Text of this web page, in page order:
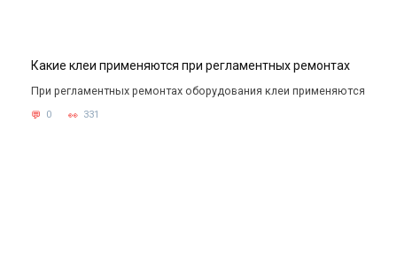
Какие клеи применяются при регламентных ремонтах
При регламентных ремонтах оборудования клеи применяются
0 331